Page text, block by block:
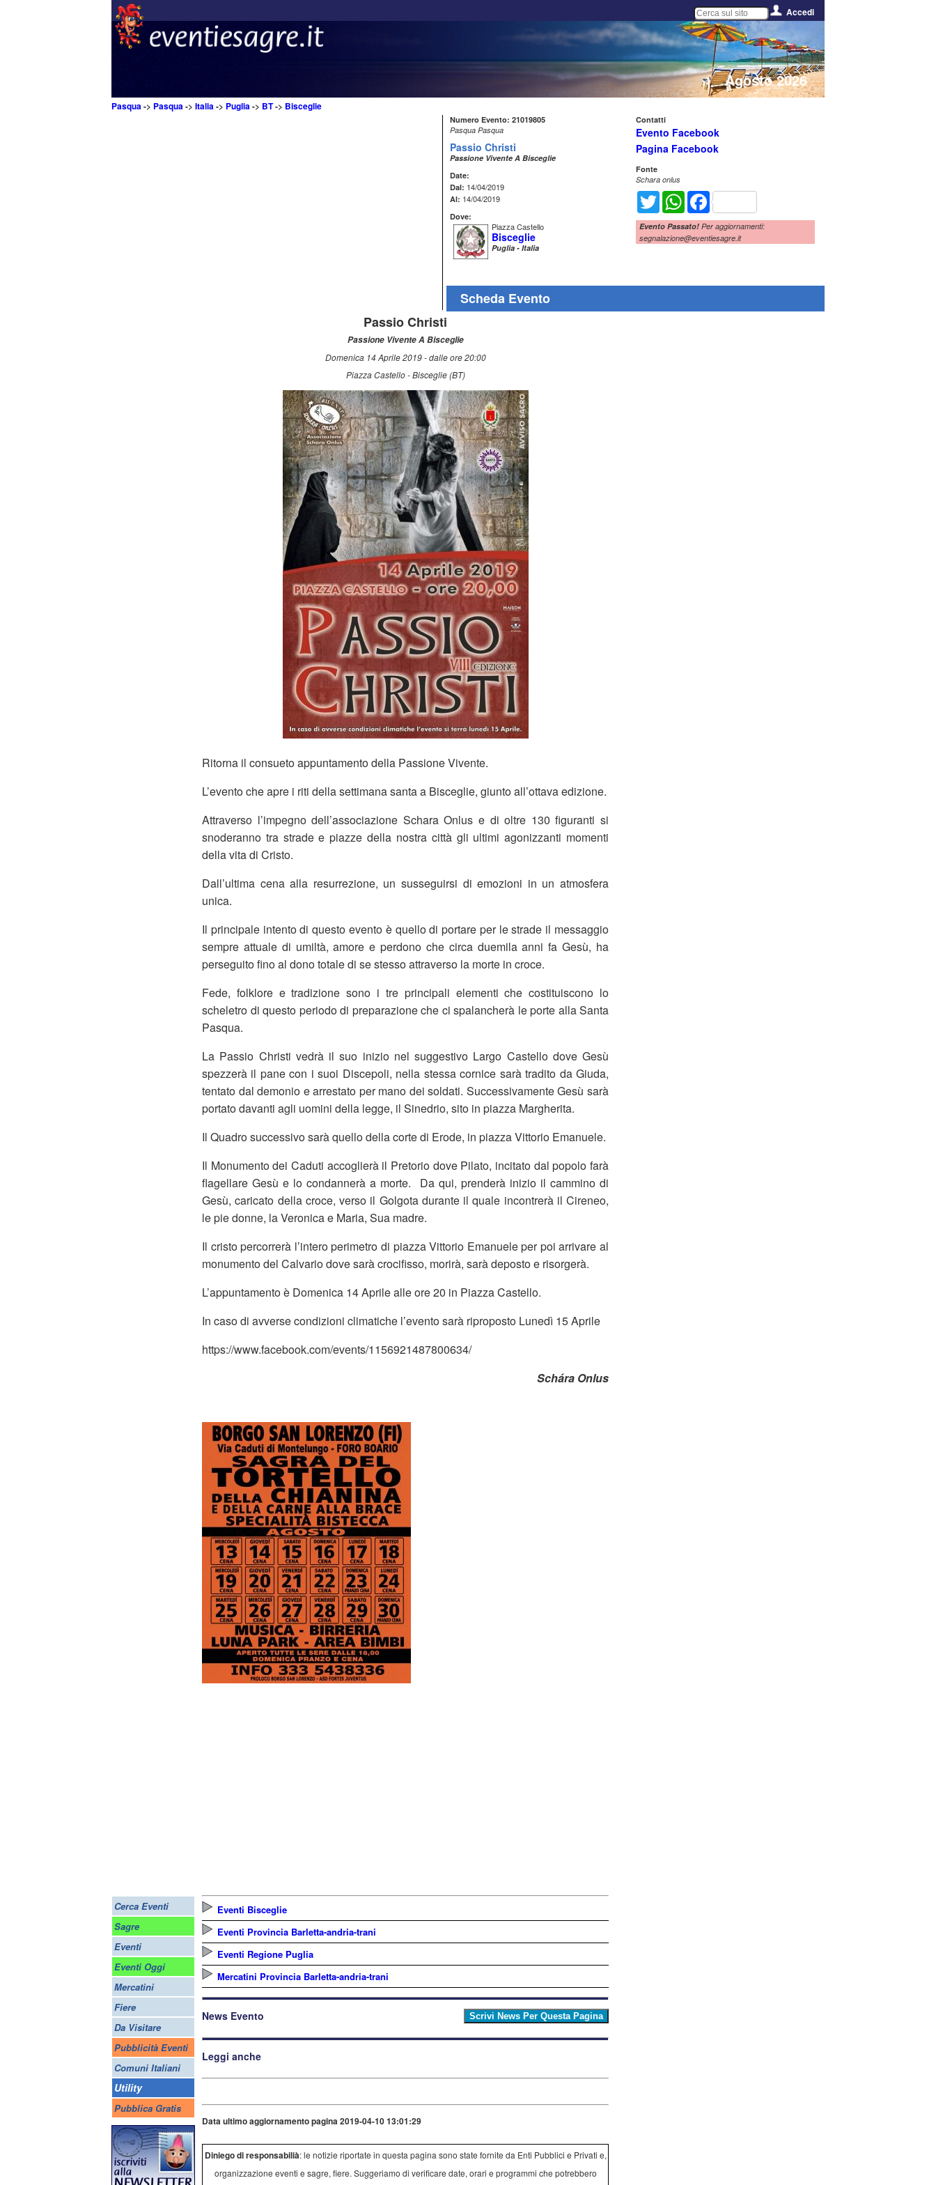
Accedi
Agosto 2026
Pasqua-> Pasqua-> Italia-> Puglia-> BT-> Bisceglie
Cerca Eventi
Sagre
Eventi
Eventi Oggi
Mercatini
Fiere
Da Visitare
Pubblicità Eventi
Comuni Italiani
Utility
Pubblica Gratis
Numero Evento: 21019805
Pasqua Pasqua
Passio Christi
Passione Vivente A Bisceglie
Date:
Dal: 14/04/2019
Al: 14/04/2019
Dove:
Piazza Castello
Bisceglie
Puglia - Italia
Contatti
Evento Facebook
Pagina Facebook
Fonte
Schara onlus
Twitter WhatsAppFacebook
Evento Passato! Per aggiornamenti:
segnalazione@eventiesagre.it
Scheda Evento
Passio Christi
Passione Vivente A Bisceglie
Domenica 14 Aprile 2019 - dalle ore 20:00
Piazza Castello - Bisceglie (BT)
Ritorna il consueto appuntamento della Passione Vivente.
L’evento che apre i riti della settimana santa a Bisceglie, giunto all’ottava edizione.
Attraverso l’impegno dell’associazione Schara Onlus e di oltre 130 figuranti si
snoderanno tra strade e piazze della nostra città gli ultimi agonizzanti momenti
della vita di Cristo.
Dall’ultima cena alla resurrezione, un susseguirsi di emozioni in un atmosfera
unica.
Il principale intento di questo evento è quello di portare per le strade il messaggio
sempre attuale di umiltà, amore e perdono che circa duemila anni fa Gesù, ha
perseguito fino al dono totale di se stesso attraverso la morte in croce.
Fede, folklore e tradizione sono i tre principali elementi che costituiscono lo
scheletro di questo periodo di preparazione che ci spalancherà le porte alla Santa
Pasqua.
La Passio Christi vedrà il suo inizio nel suggestivo Largo Castello dove Gesù
spezzerà il pane con i suoi Discepoli, nella stessa cornice sarà tradito da Giuda,
tentato dal demonio e arrestato per mano dei soldati. Successivamente Gesù sarà
portato davanti agli uomini della legge, il Sinedrio, sito in piazza Margherita.
Il Quadro successivo sarà quello della corte di Erode, in piazza Vittorio Emanuele.
Il Monumento dei Caduti accoglierà il Pretorio dove Pilato, incitato dal popolo farà
flagellare Gesù e lo condannerà a morte. Da qui, prenderà inizio il cammino di
Gesù, caricato della croce, verso il Golgota durante il quale incontrerà il Cireneo,
le pie donne, la Veronica e Maria, Sua madre.
Il cristo percorrerà l’intero perimetro di piazza Vittorio Emanuele per poi arrivare al
monumento del Calvario dove sarà crocifisso, morirà, sarà deposto e risorgerà.
L’appuntamento è Domenica 14 Aprile alle ore 20 in Piazza Castello.
In caso di avverse condizioni climatiche l’evento sarà riproposto Lunedì 15 Aprile
https://www.facebook.com/events/1156921487800634/
Schára Onlus
Eventi Bisceglie
Eventi Provincia Barletta-andria-trani
Eventi Regione Puglia
Mercatini Provincia Barletta-andria-trani
News Evento
Leggi anche
Data ultimo aggiornamento pagina 2019-04-10 13:01:29
Diniego di responsabilià: le notizie riportate in questa pagina sono state fornite da Enti Pubblici e Privati e,
organizzazione eventi e sagre, fiere. Suggeriamo di verificare date, orari e programmi che potrebbero